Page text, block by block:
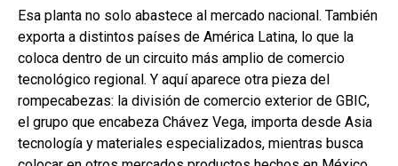
Esa planta no solo abastece al mercado nacional. También
exporta a distintos países de América Latina, lo que la
coloca dentro de un circuito más amplio de comercio
tecnológico regional. Y aquí aparece otra pieza del
rompecabezas: la división de comercio exterior de GBIC,
el grupo que encabeza Chávez Vega, importa desde Asia
tecnología y materiales especializados, mientras busca